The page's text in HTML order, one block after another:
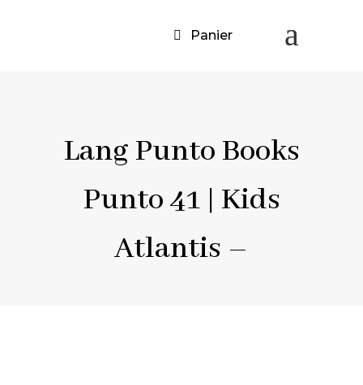
Panier a
Lang Punto Books
Punto 41 | Kids
Atlantis –